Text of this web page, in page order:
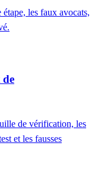
les faux avocats,
de vérification, les
et les fausses